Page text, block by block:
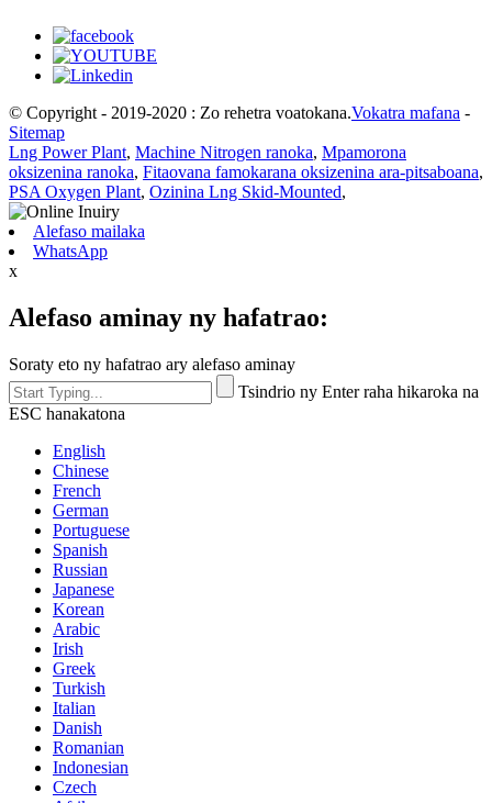
© Copyright - 2019-2020 : Zo rehetra voatokana.Vokatra mafana -
Sitemap
Lng Power Plant, Machine Nitrogen ranoka, Mpamorona
oksizenina ranoka, Fitaovana famokarana oksizenina ara-pitsaboana,
PSA Oxygen Plant, Ozinina Lng Skid-Mounted,
Alefaso mailaka
WhatsApp
x
Alefaso aminay ny hafatrao:
Soraty eto ny hafatrao ary alefaso aminay
Tsindrio ny Enter raha hikaroka na
ESC hanakatona
English
Chinese
French
German
Portuguese
Spanish
Russian
Japanese
Korean
Arabic
Irish
Greek
Turkish
Italian
Danish
Romanian
Indonesian
Czech